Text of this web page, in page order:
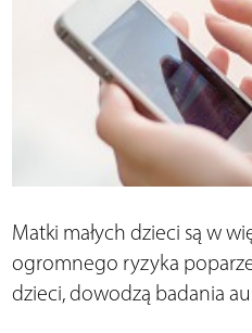
Matki małych dzieci są w
ogromnego ryzyka
dzieci, dowodzą badania